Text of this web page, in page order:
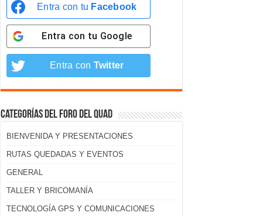
Entra con tu Facebook
Entra con tu Google
Entra con Twitter
Categorías del foro del Quad
BIENVENIDA Y PRESENTACIONES
RUTAS QUEDADAS Y EVENTOS
GENERAL
TALLER Y BRICOMANÍA
TECNOLOGÍA GPS Y COMUNICACIONES